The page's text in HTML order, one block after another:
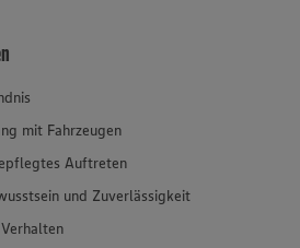
mit Fahrzeugen
Auftreten
und Zuverlässigkeit